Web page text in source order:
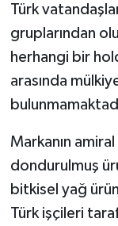
Türk
gruplarından
herhangi bir
arasında
Markanın
dondurulmuş
bitkisel yağ
Türk işçileri